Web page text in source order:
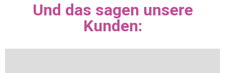
Und das sagen unsere
Kunden: